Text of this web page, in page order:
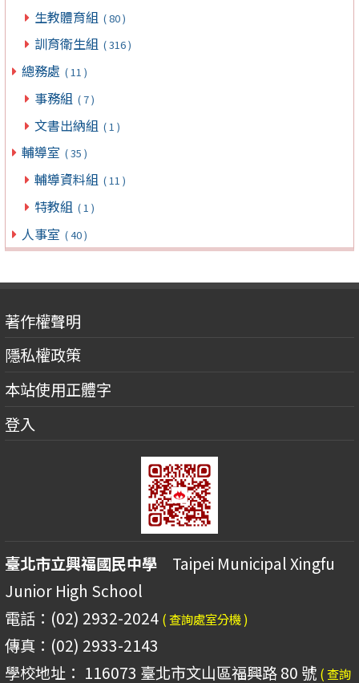
生教體育組 ( 80 )
訓育衛生組 ( 316 )
總務處 ( 11 )
事務組 ( 7 )
文書出納組 ( 1 )
輔導室 ( 35 )
輔導資料組 ( 11 )
特教組 ( 1 )
人事室 ( 40 )
著作權聲明
隱私權政策
本站使用正體字
登入
臺北市立興福國民中學 Taipei Municipal Xingfu
Junior High School
電話：(02) 2932-2024 ( 查詢處室分機 )
傳真：(02) 2933-2143
學校地址： 116073 臺北市文山區福興路 80 號 ( 查詢